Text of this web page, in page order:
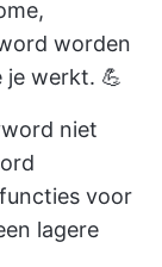
worden
je werkt. 💪
niet
voor
lagere